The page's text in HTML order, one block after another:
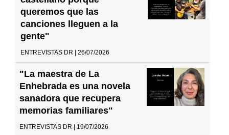
queremos que las
canciones lleguen a la
gente"
ENTREVISTAS DR | 26/07/2026
"La maestra de La
Enhebrada es una novela
sanadora que recupera
memorias familiares"
ENTREVISTAS DR | 19/07/2026